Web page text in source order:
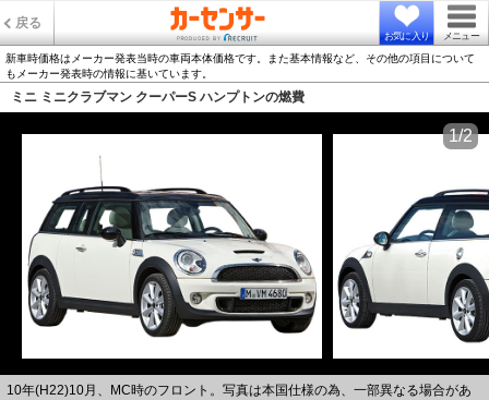
戻る
お気に入り メニュー
新車時価格はメーカー発表当時の車両本体価格です。また基本情報など、その他の項目について
もメーカー発表時の情報に基いています。
ミニ ミニクラブマン クーパーS ハンプトンの燃費
10年(H22)10月、MC時のフロント。写真は本国仕様の為、一部異なる場合があ
1/2